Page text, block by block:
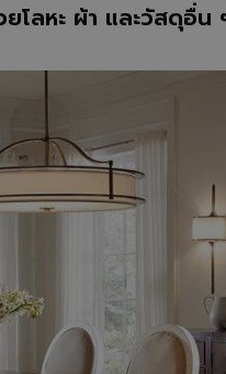
โลหะ ผ้า และวัสดุอื่